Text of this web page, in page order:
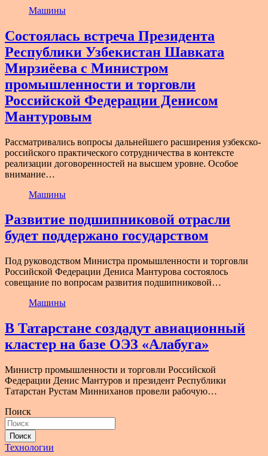
Машины
Состоялась встреча Президента
Республики Узбекистан Шавката
Мирзиёева с Министром
промышленности и торговли
Российской Федерации Денисом
Мантуровым
Рассматривались вопросы дальнейшего расширения узбекско-
российского практического сотрудничества в контексте
реализации договоренностей на высшем уровне. Особое
внимание…
Машины
Развитие подшипниковой отрасли
будет поддержано государством
Под руководством Министра промышленности и торговли
Российской Федерации Дениса Мантурова состоялось
совещание по вопросам развития подшипниковой…
Машины
В Татарстане создадут авиационный
кластер на базе ОЭЗ «Алабуга»
Министр промышленности и торговли Российской
Федерации Денис Мантуров и президент Республики
Татарстан Рустам Минниханов провели рабочую…
Поиск
Поиск
Технологии